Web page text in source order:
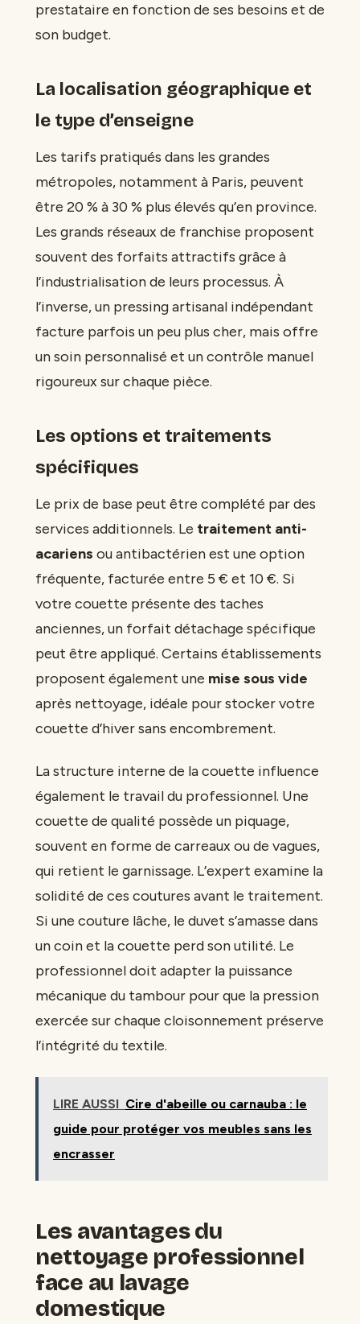
prestataire en fonction de ses besoins et de
son budget.
La localisation géographique et
le type d’enseigne
Les tarifs pratiqués dans les grandes
métropoles, notamment à Paris, peuvent
être 20 % à 30 % plus élevés qu’en province.
Les grands réseaux de franchise proposent
souvent des forfaits attractifs grâce à
l’industrialisation de leurs processus. À
l’inverse, un pressing artisanal indépendant
facture parfois un peu plus cher, mais offre
un soin personnalisé et un contrôle manuel
rigoureux sur chaque pièce.
Les options et traitements
spécifiques
Le prix de base peut être complété par des
services additionnels. Le traitement anti-
acariens ou antibactérien est une option
fréquente, facturée entre 5 € et 10 €. Si
votre couette présente des taches
anciennes, un forfait détachage spécifique
peut être appliqué. Certains établissements
proposent également une mise sous vide
après nettoyage, idéale pour stocker votre
couette d’hiver sans encombrement.
La structure interne de la couette influence
également le travail du professionnel. Une
couette de qualité possède un piquage,
souvent en forme de carreaux ou de vagues,
qui retient le garnissage. L’expert examine la
solidité de ces coutures avant le traitement.
Si une couture lâche, le duvet s’amasse dans
un coin et la couette perd son utilité. Le
professionnel doit adapter la puissance
mécanique du tambour pour que la pression
exercée sur chaque cloisonnement préserve
l’intégrité du textile.
LIRE AUSSI Cire d'abeille ou carnauba : le
guide pour protéger vos meubles sans les
encrasser
Les avantages du
nettoyage professionnel
face au lavage
domestique